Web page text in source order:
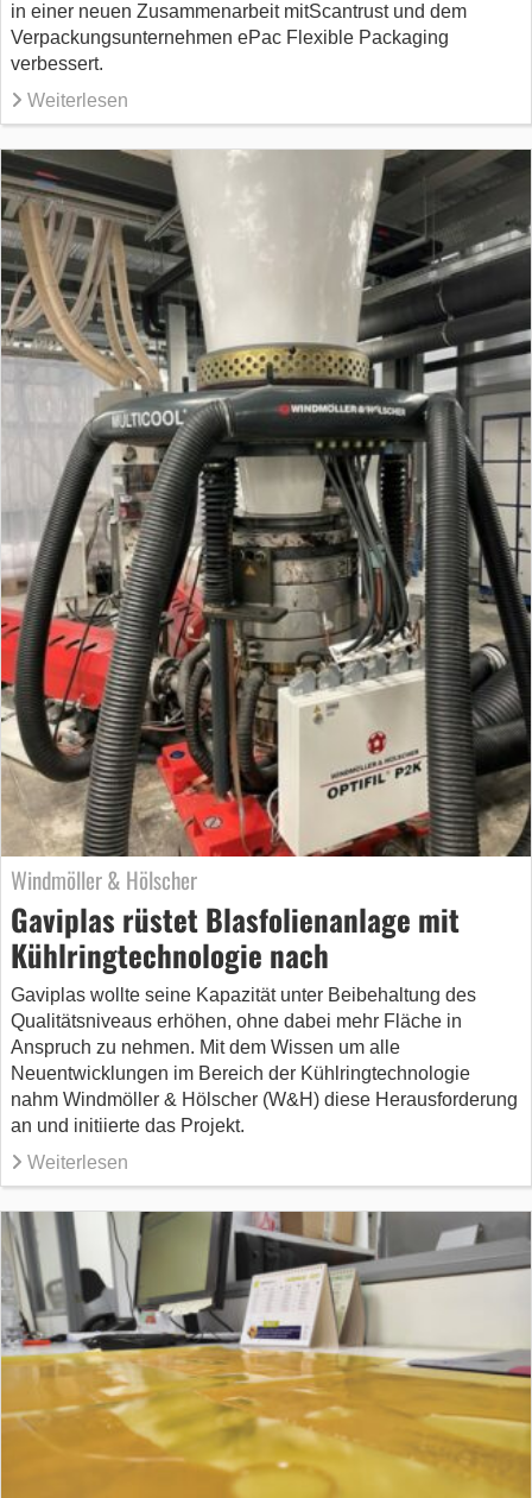
in einer neuen Zusammenarbeit mitScantrust und dem
Verpackungsunternehmen ePac Flexible Packaging
verbessert.
Weiterlesen
Windmöller & Hölscher
Gaviplas rüstet Blasfolienanlage mit
Kühlringtechnologie nach
Gaviplas wollte seine Kapazität unter Beibehaltung des
Qualitätsniveaus erhöhen, ohne dabei mehr Fläche in
Anspruch zu nehmen. Mit dem Wissen um alle
Neuentwicklungen im Bereich der Kühlringtechnologie
nahm Windmöller & Hölscher (W&H) diese Herausforderung
an und initiierte das Projekt.
Weiterlesen